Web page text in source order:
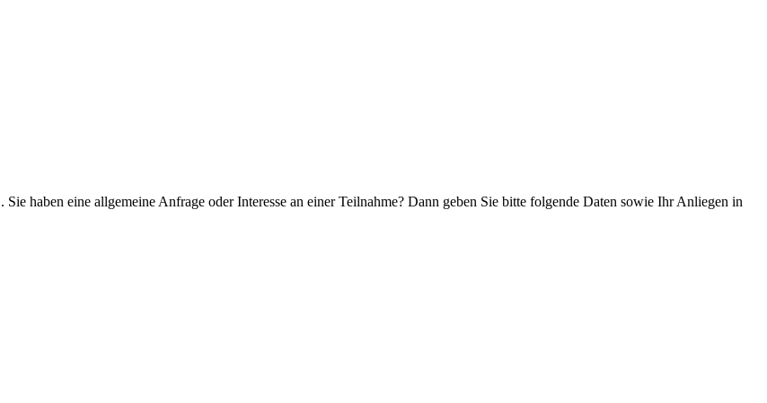
. Sie haben eine allgemeine Anfrage oder Interesse an einer Teilnahme? Dann geben Sie bitte folgende Daten sowie Ihr Anliegen in